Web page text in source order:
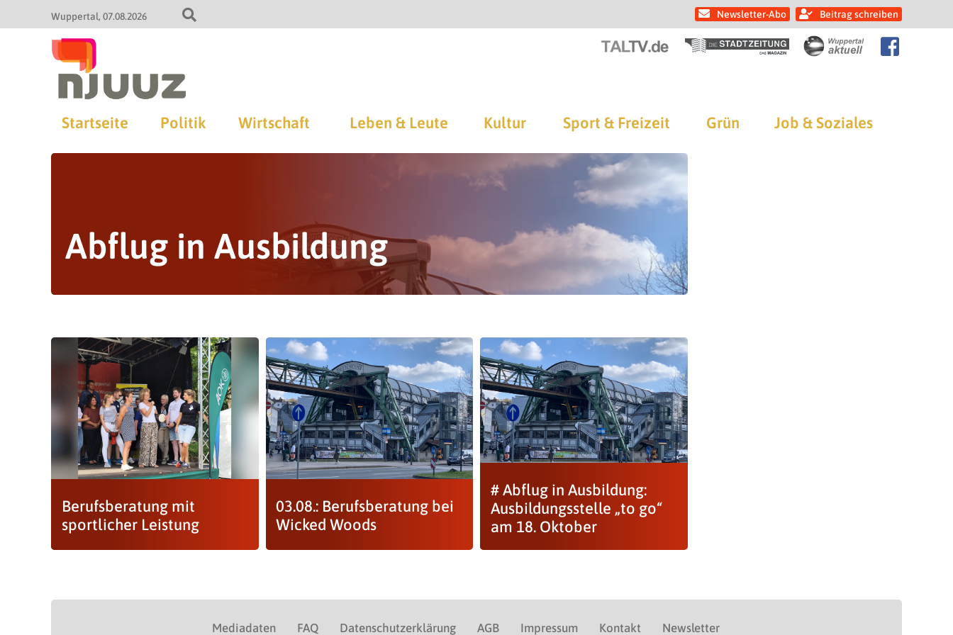
Wuppertal 07.08.2026 Newsletter-Abo Beitrag schreiben
Startseite Politik Wirtschaft Leben & Leute Kultur Sport & Freizeit Grün Job & Soziales
Abflug in Ausbildung
Berufsberatung mit
sportlicher Leistung
03.08.: Berufsberatung bei
Wicked Woods
# Abflug in Ausbildung:
Ausbildungsstelle „to go“
am 18. Oktober
Mediadaten FAQ Datenschutzerklärung AGB Impressum Kontakt Newsletter